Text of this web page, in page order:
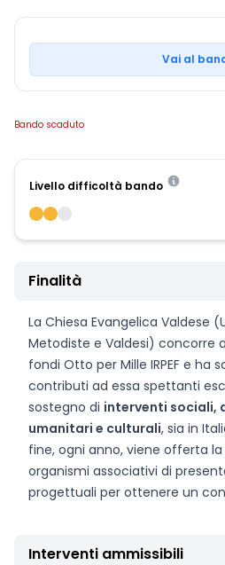
Vai al
Bando scaduto
Livello difficoltà bando
Finalità
La Chiesa Evangelica Valdese
Metodiste e Valdesi) concorre
fondi Otto per Mille IRPEF e ha
contributi ad essa spettanti
sostegno di interventi sociali,
umanitari e culturali, sia in
fine, ogni anno, viene offerta la
organismi associativi di
progettuali per ottenere un
Interventi ammissibili